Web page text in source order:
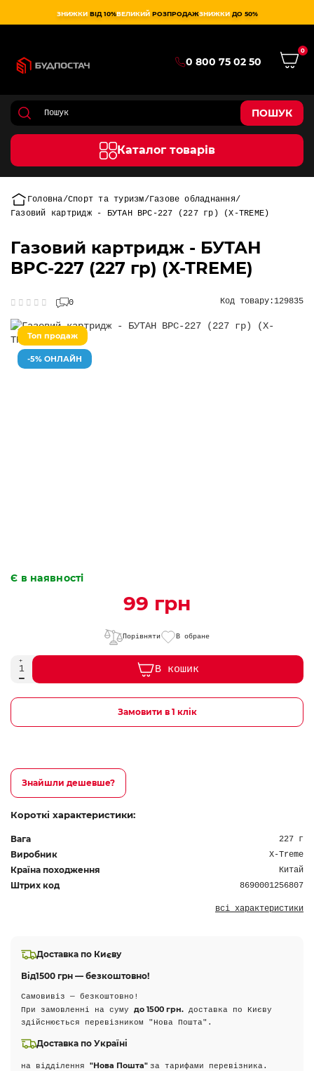
ЗНИЖКИ ВІД 10%ВЕЛИКИЙ РОЗПРОДАЖЗНИЖКИ ДО 50%
0 800 75 02 50
0
ПОШУК
Каталог товарів
Головна Спорт та туризм Газове обладнання
Газовий картридж - БУТАН BPС-227 (227 гр) (X-TREME)
Газовий картридж - БУТАН
BPС-227 (227 гр) (X-TREME)
0 Код товару:129835
Топ продаж
-5% ОНЛАЙН
Є в наявності
99 грн
Порівняти В обране
В кошик
Замовити в 1 клік
Знайшли дешевше?
Короткі характеристики:
Вага 227 г
Виробник X-Treme
Країна походження Китай
Штрих код 8690001256807
всі характеристики
Доставка по Києву
Від1500 грн — безкоштовно!
Самовивіз — безкоштовно!
При замовленні на суму до 1500 грн. доставка по Києву
здійснюється перевізником "Нова Пошта".
Доставка по Україні
на відділення "Нова Пошта" за тарифами перевізника.